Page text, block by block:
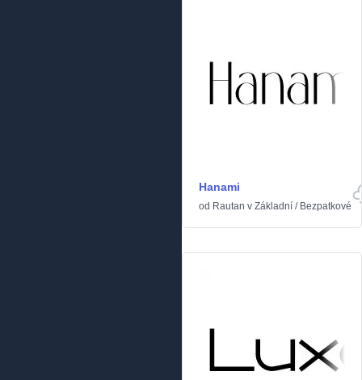
Hanami
od Rautan v Základní / Bezpatkové